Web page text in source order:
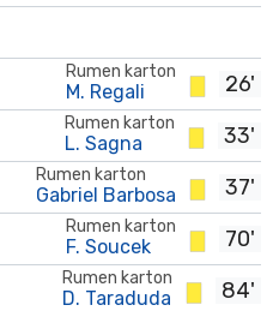
26'
Rumen karton
M. Regali
33'
Rumen karton
L. Sagna
37'
Rumen karton
Gabriel Barbosa
70'
Rumen karton
F. Soucek
84'
Rumen karton
D. Taraduda